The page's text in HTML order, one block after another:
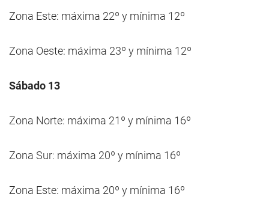
Zona Este: máxima 22º y mínima 12º
Zona Oeste: máxima 23º y mínima 12º
Sábado 13
Zona Norte: máxima 21º y mínima 16º
Zona Sur: máxima 20º y mínima 16º
Zona Este: máxima 20º y mínima 16º